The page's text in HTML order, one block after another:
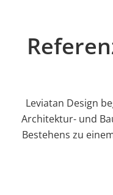
Leviatan Design
Architektur- und
Bestehens zu